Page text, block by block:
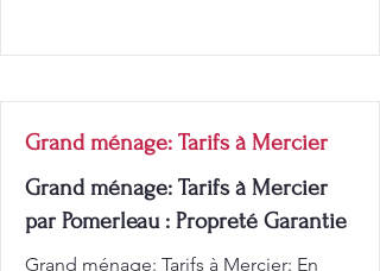
Grand ménage: Tarifs à Mercier
Grand ménage: Tarifs à Mercier
par Pomerleau : Propreté Garantie
Grand ménage: Tarifs à Mercier: En